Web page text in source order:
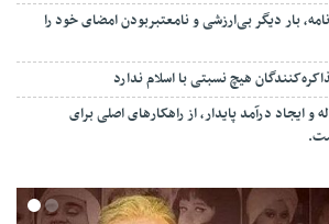
بار دیگر بی‌ارزشی و نامعتبربودن امضای خود را
هیچ نسبتی با اسلام ندارد
و ایجاد درآمد پایدار، از راهکارهای اصلی برای